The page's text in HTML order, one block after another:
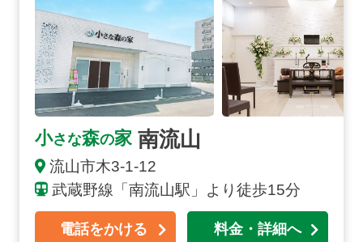
小さな森の家 南流山
流山市木3-1-12
武蔵野線「南流山駅」より徒歩15分
電話をかける 料金・詳細へ